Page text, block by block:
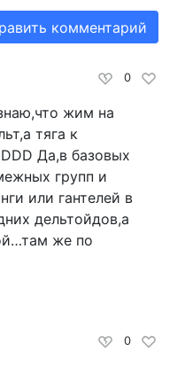
0
жим на
тяга к
Да,в базовых
групп и
или гантелей в
дельтойдов,а
же по
0